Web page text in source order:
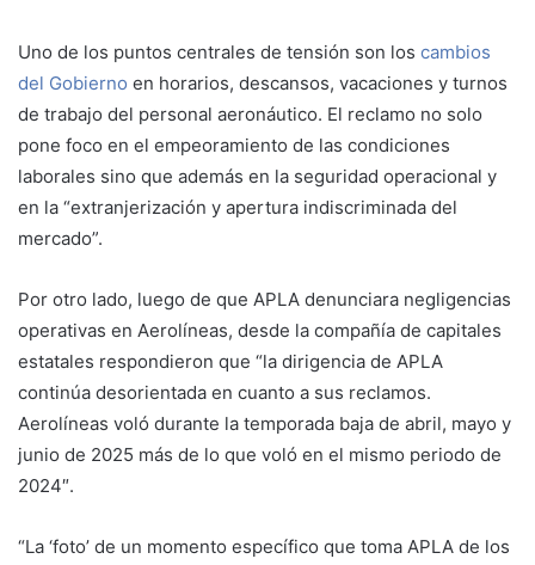
Uno de los puntos centrales de tensión son los cambios
del Gobierno en horarios, descansos, vacaciones y turnos
de trabajo del personal aeronáutico. El reclamo no solo
pone foco en el empeoramiento de las condiciones
laborales sino que además en la seguridad operacional y
en la “extranjerización y apertura indiscriminada del
mercado”.
Por otro lado, luego de que APLA denunciara negligencias
operativas en Aerolíneas, desde la compañía de capitales
estatales respondieron que “la dirigencia de APLA
continúa desorientada en cuanto a sus reclamos.
Aerolíneas voló durante la temporada baja de abril, mayo y
junio de 2025 más de lo que voló en el mismo periodo de
2024″.
“La ‘foto’ de un momento específico que toma APLA de los